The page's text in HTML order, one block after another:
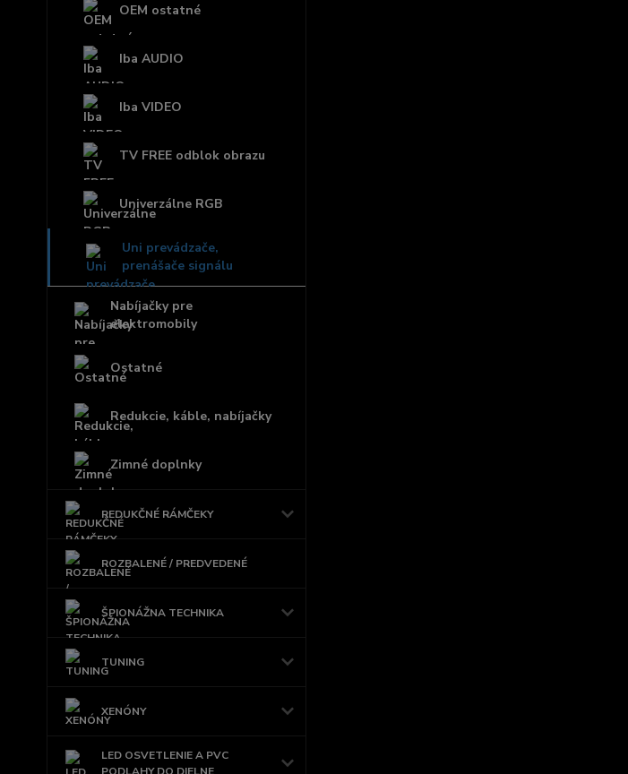
OEM ostatné
Iba AUDIO
Iba VIDEO
TV FREE odblok obrazu
Univerzálne RGB
Uni prevádzače,
prenášače signálu
Nabíjačky pre
elektromobily
Ostatné
Redukcie, káble, nabíjačky
Zimné doplnky
REDUKČNÉ RÁMČEKY
ROZBALENÉ / PREDVEDENÉ
ŠPIONÁŽNA TECHNIKA
TUNING
XENÓNY
LED OSVETLENIE A PVC
PODLAHY DO DIELNE